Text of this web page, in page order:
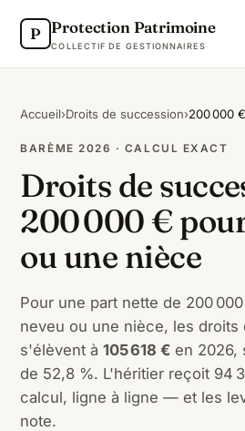
P Protection Patrimoine
COLLECTIF DE GESTIONNAIRES
Accueil›Droits de succession›200 000
BARÈME 2026 · CALCUL EXACT
Droits de
200 000 €
ou une nièce
Pour une part nette de 200
neveu ou une nièce, les droits
s'élèvent à105 618 € en 2026,
de 52,8 %. L'héritier reçoit 94
calcul, ligne à ligne — et les
note.